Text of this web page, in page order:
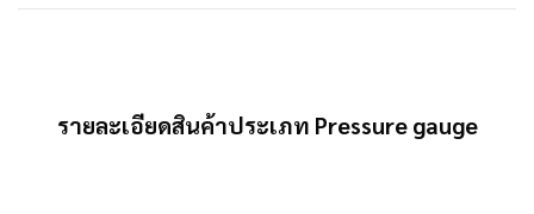
รายละเอียดสินค้าประเภท Pressure gauge